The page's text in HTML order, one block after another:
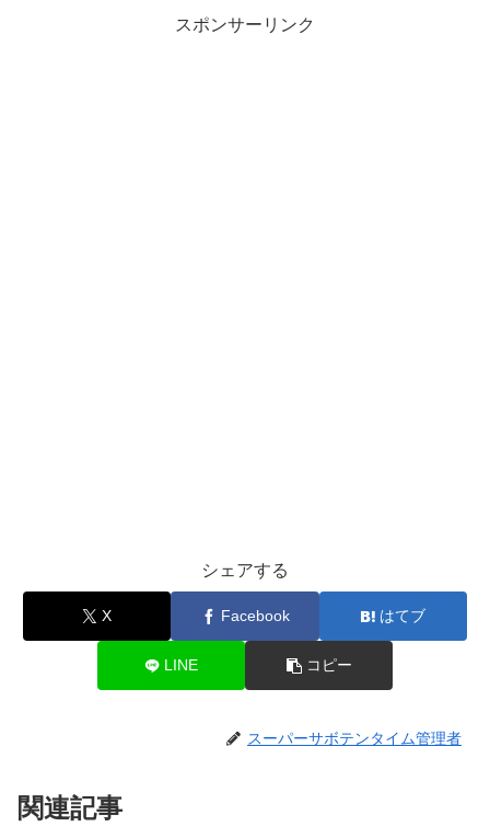
スポンサーリンク
シェアする
X Facebook はてブ
LINE コピー
スーパーサボテンタイム管理者
関連記事